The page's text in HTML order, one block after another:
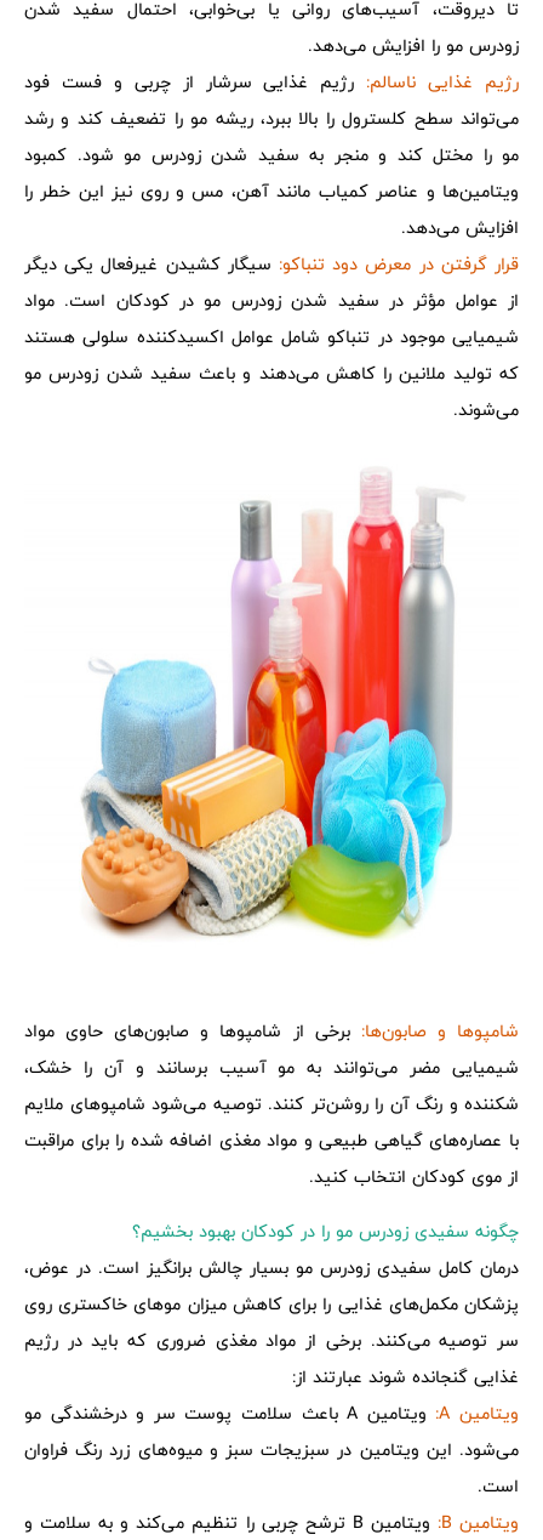
تا دیروقت، آسیب‌های روانی یا بی‌خوابی، احتمال سفید شدن
زودرس مو را افزایش می‌دهد.
رژیم غذایی ناسالم: رژیم غذایی سرشار از چربی و فست فود
می‌تواند سطح کلسترول را بالا ببرد، ریشه مو را تضعیف کند و رشد
مو را مختل کند و منجر به سفید شدن زودرس مو شود. کمبود
ویتامین‌ها و عناصر کمیاب مانند آهن، مس و روی نیز این خطر را
افزایش می‌دهد.
قرار گرفتن در معرض دود تنباکو: سیگار کشیدن غیرفعال یکی دیگر
از عوامل مؤثر در سفید شدن زودرس مو در کودکان است. مواد
شیمیایی موجود در تنباکو شامل عوامل اکسیدکننده سلولی هستند
که تولید ملانین را کاهش می‌دهند و باعث سفید شدن زودرس مو
می‌شوند.
شامپوها و صابون‌ها: برخی از شامپوها و صابون‌های حاوی مواد
شیمیایی مضر می‌توانند به مو آسیب برسانند و آن را خشک،
شکننده و رنگ آن را روشن‌تر کنند. توصیه می‌شود شامپوهای ملایم
با عصاره‌های گیاهی طبیعی و مواد مغذی اضافه شده را برای مراقبت
از موی کودکان انتخاب کنید.
چگونه سفیدی زودرس مو را در کودکان بهبود بخشیم؟
درمان کامل سفیدی زودرس مو بسیار چالش برانگیز است. در عوض،
پزشکان مکمل‌های غذایی را برای کاهش میزان موهای خاکستری روی
سر توصیه می‌کنند. برخی از مواد مغذی ضروری که باید در رژیم
غذایی گنجانده شوند عبارتند از:
ویتامین A:
ویتامین A باعث سلامت پوست سر و درخشندگی مو
می‌شود. این ویتامین در سبزیجات سبز و میوه‌های زرد رنگ فراوان
است.
ویتامین B:
ویتامین B ترشح چربی را تنظیم می‌کند و به سلامت و